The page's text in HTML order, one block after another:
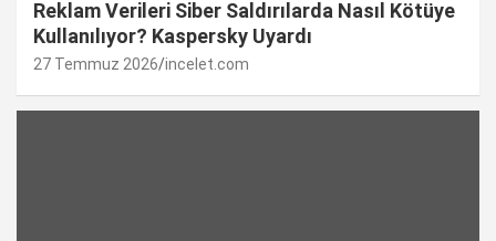
Reklam Verileri Siber Saldırılarda Nasıl Kötüye
Kullanılıyor? Kaspersky Uyardı
27 Temmuz 2026 incelet.com